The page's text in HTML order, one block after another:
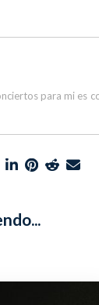
para mi es